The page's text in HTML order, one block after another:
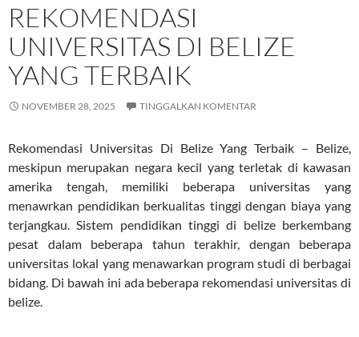
REKOMENDASI
UNIVERSITAS DI BELIZE
YANG TERBAIK
NOVEMBER 28, 2025 TINGGALKAN KOMENTAR
Rekomendasi Universitas Di Belize Yang Terbaik – Belize,
meskipun merupakan negara kecil yang terletak di kawasan
amerika tengah, memiliki beberapa universitas yang
menawrkan pendidikan berkualitas tinggi dengan biaya yang
terjangkau. Sistem pendidikan tinggi di belize berkembang
pesat dalam beberapa tahun terakhir, dengan beberapa
universitas lokal yang menawarkan program studi di berbagai
bidang. Di bawah ini ada beberapa rekomendasi universitas di
belize.